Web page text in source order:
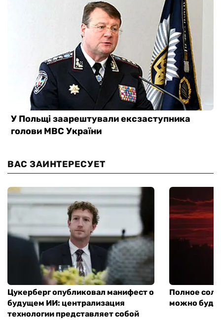
ВАС ЗАИНТЕРЕСУЕТ
Цукерберг опубликовал манифест о
будущем ИИ: централизация
технологии представляет собой
Полное
можно